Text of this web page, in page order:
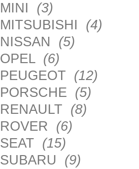
MINI (3)
MITSUBISHI (4)
NISSAN (5)
OPEL (6)
PEUGEOT (12)
PORSCHE (5)
RENAULT (8)
ROVER (6)
SEAT (15)
SUBARU (9)